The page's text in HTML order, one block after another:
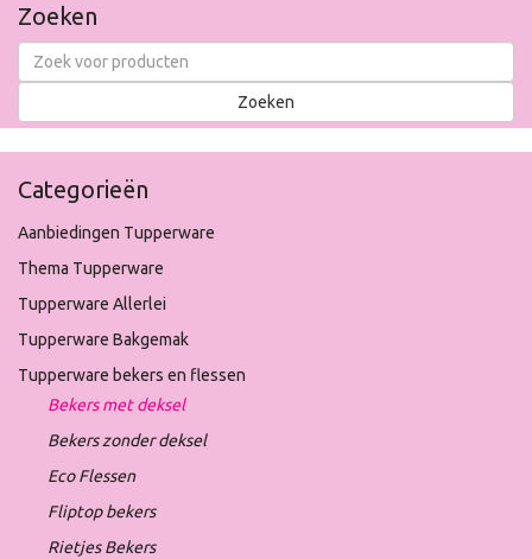
Zoeken
Categorieën
Aanbiedingen Tupperware
Thema Tupperware
Tupperware Allerlei
Tupperware Bakgemak
Tupperware bekers en flessen
Bekers met deksel
Bekers zonder deksel
Eco Flessen
Fliptop bekers
Rietjes Bekers